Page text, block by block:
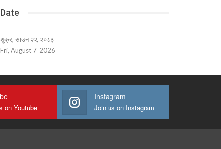
Date
शुक्र, साउन २२, २०८३
Fri, August 7, 2026
on Youtube
Instagram
Join us on Instagram